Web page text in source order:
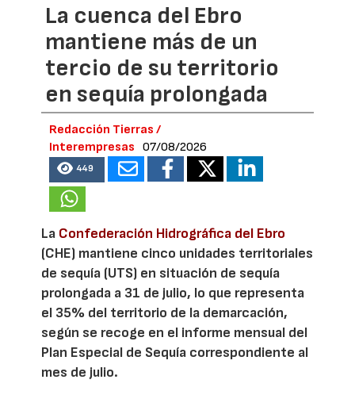
La cuenca del Ebro
mantiene más de un
tercio de su territorio
en sequía prolongada
Redacción Tierras /
Interempresas
07/08/2026
449
La Confederación Hidrográfica del Ebro
(CHE) mantiene cinco unidades territoriales
de sequía (UTS) en situación de sequía
prolongada a 31 de julio, lo que representa
el 35% del territorio de la demarcación,
según se recoge en el informe mensual del
Plan Especial de Sequía correspondiente al
mes de julio.